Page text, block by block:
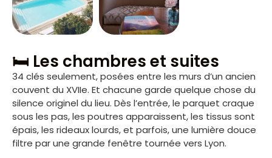
🛏️ Les chambres et suites
34 clés seulement, posées entre les murs d’un ancien
couvent du XVIIe. Et chacune garde quelque chose du
silence originel du lieu. Dès l’entrée, le parquet craque
sous les pas, les poutres apparaissent, les tissus sont
épais, les rideaux lourds, et parfois, une lumière douce
filtre par une grande fenêtre tournée vers Lyon.